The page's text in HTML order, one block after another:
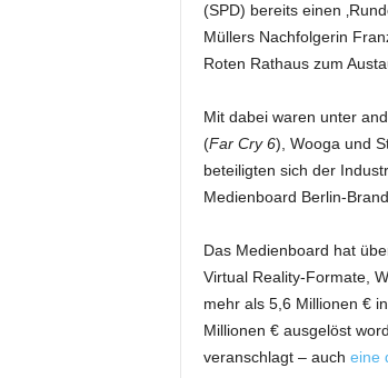
(SPD) bereits einen
Müllers Nachfolgerin
Roten Rathaus zum
Mit dabei waren unter
(Far Cry 6), Wooga und
beteiligten sich der
Medienboard Berlin-
Das Medienboard hat
Virtual Reality-Formate,
mehr als 5,6 Millionen €
Millionen € ausgelöst
veranschlagt – auch eine